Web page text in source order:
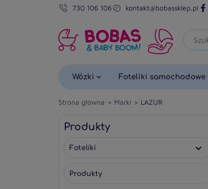
730 106 106 kontakt@bobassklep.pl
Wózki Foteliki samochodowe
Strona główna Marki LAZUR
Produkty
Foteliki 
Produkty